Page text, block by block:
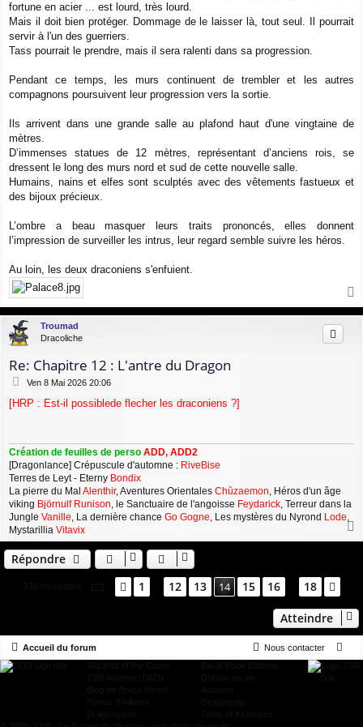
fortune en acier ... est lourd, très lourd.
Mais il doit bien protéger. Dommage de le laisser là, tout seul. Il pourrait
servir à l'un des guerriers.
Tass pourrait le prendre, mais il sera ralenti dans sa progression.
Pendant ce temps, les murs continuent de trembler et les autres
compagnons poursuivent leur progression vers la sortie.
Ils arrivent dans une grande salle au plafond haut d'une vingtaine de
mètres.
D’immenses statues de 12 mètres, représentant d’anciens rois, se
dressent le long des murs nord et sud de cette nouvelle salle.
Humains, nains et elfes sont sculptés avec des vêtements fastueux et
des bijoux précieux.
L’ombre a beau masquer leurs traits prononcés, elles donnent
l’impression de surveiller les intrus, leur regard semble suivre les héros.
Au loin, les deux draconiens s'enfuient.
a
u
Troumad
Dracoliche
Re: Chapitre 12 : L'antre du Dragon
M
s
g
e
Ven 8 Mai 2026 20:06
[HRP : Est-il possiblede flecher les draconiens ?]
Création de feuilles de perso ADD, ADD2
[Dragonlance] Crépuscule d'automne : RiveBise
Terres de Leyt - Eterny Bondix
La pierre du Mal Alenthir, Aventures Orientales Chûzaemon, Héros d'un âge
viking Björnulf Runison, le Sanctuaire de l'angoisse Feydarick, Terreur dans la
Jungle Vanille, La dernière chance Go Gogne, Les mystères du Nyrond Lode,
Mystarillia Vitavix
a
Répondre
Page 14 sur18
Précédent
1 12 13 14 15 16 18
Atteindre
Accueil du forum
Nous contacter